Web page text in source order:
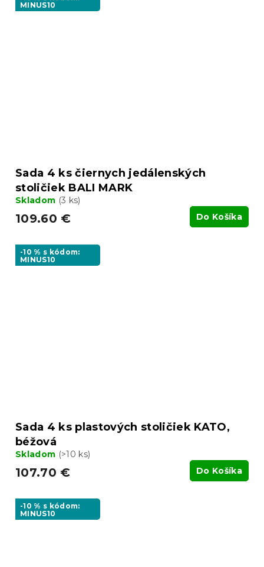
MINUS10
Sada 4 ks čiernych jedálenských
stoličiek BALI MARK
Skladom (3 ks)
109.60 € Do Košíka
-10 % s kódom:
MINUS10
Sada 4 ks plastových stoličiek KATO,
béžová
Skladom (>10 ks)
107.70 € Do Košíka
-10 % s kódom:
MINUS10